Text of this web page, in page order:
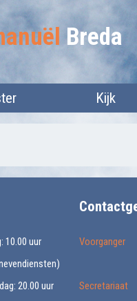
Breda
Kijk
10.00 uur
20.00 uur
Voorganger
Secretariaat